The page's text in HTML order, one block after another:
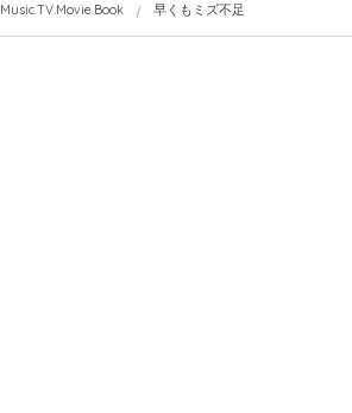
Music.TV.Movie.Book 早くもミズ不足